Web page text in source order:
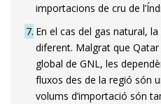
importacions de cru de
7 En el cas del gas natural,
diferent. Malgrat que
global de GNL, les
fluxos des de la regió són
volums d’importació són